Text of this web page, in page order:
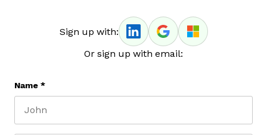
Sign up with:
Or sign up with email:
Name *